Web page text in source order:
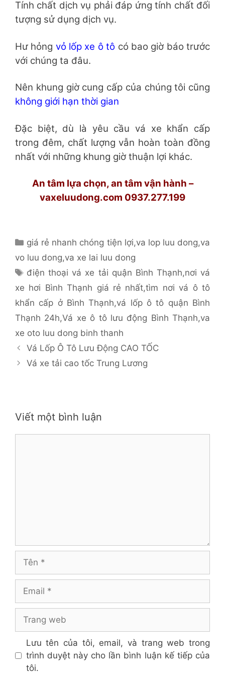
Tính chất dịch vụ phải đáp ứng tính chất đối
tượng sử dụng dịch vụ.
Hư hỏng vỏ lốp xe ô tô có bao giờ báo trước
với chúng ta đâu.
Nên khung giờ cung cấp của chúng tôi cũng
không giới hạn thời gian
Đặc biệt, dù là yêu cầu vá xe khẩn cấp
trong đêm, chất lượng vẫn hoàn toàn đồng
nhất với những khung giờ thuận lợi khác.
An tâm lựa chọn, an tâm vận hành –
vaxeluudong.com 0937.277.199
Danh
mục
giá rẻ nhanh chóng tiện lợi,va lop luu dong,va
vo luu dong,va xe lai luu dong
Thẻ
điện thoại vá xe tải quận Bình Thạnh,nơi vá
xe hơi Bình Thạnh giá rẻ nhất,tìm nơi vá ô tô
khẩn cấp ở Bình Thạnh,vá lốp ô tô quận Bình
Thạnh 24h,Vá xe ô tô lưu động Bình Thạnh,va
xe oto luu dong binh thanh
Vá Lốp Ô Tô Lưu Động CAO TỐC
Vá xe tải cao tốc Trung Lương
Viết một bình luận
web
Lưu tên của tôi, email, và trang web trong
trình duyệt này cho lần bình luận kế tiếp của
tôi.